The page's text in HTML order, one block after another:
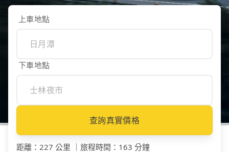
上車地點
下車地點
查詢真實價格
距離 ： 227 公里 旅程時間 ： 163 分鐘